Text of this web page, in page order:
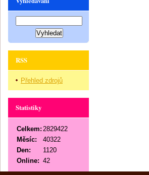
RSS
Přehled zdrojů
Statistiky
Online: 42
Celkem: 2829422
Měsíc:
40322
Den:
1120